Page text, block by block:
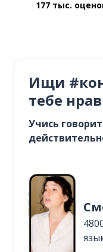
177 тыс.
Ищи
тебе
Учись